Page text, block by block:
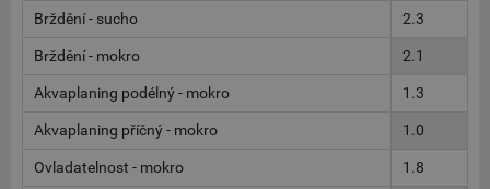
Brždění - sucho 2.3
Brždění - mokro 2.1
Akvaplaning podélný - mokro 1.3
Akvaplaning příčný - mokro 1.0
Ovladatelnost - mokro 1.8